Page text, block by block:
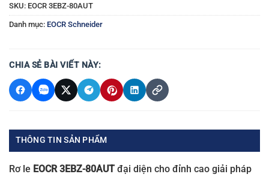
SKU: EOCR 3EBZ-80AUT
Danh mục: EOCR Schneider
CHIA SẺ BÀI VIẾT NÀY:
THÔNG TIN SẢN PHẨM
Rơ le EOCR 3EBZ-80AUT đại diện cho đỉnh cao giải pháp